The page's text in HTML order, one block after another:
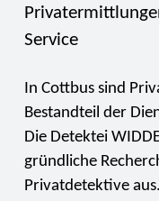
Service
In Cottbus sind
Bestandteil der
Die Detektei
gründliche
Privatdetektive